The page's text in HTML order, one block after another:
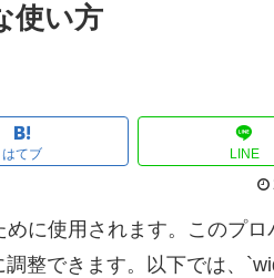
使い方
はてブ LINE
に使用されます。このプロ
整できます。以下では、